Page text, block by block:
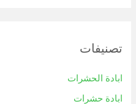
تصنيفات
ابادة الحشرات
ابادة حشرات